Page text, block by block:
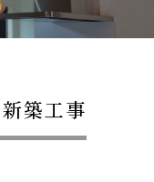
築工事